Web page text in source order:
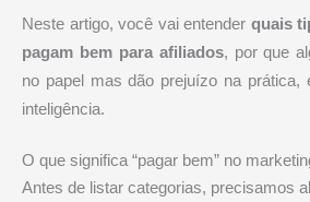
Neste artigo, você vai entender quais
pagam bem para afiliados, por que
no papel mas dão prejuízo na prática,
inteligência.
O que significa “pagar bem” no
Antes de listar categorias, precisamos